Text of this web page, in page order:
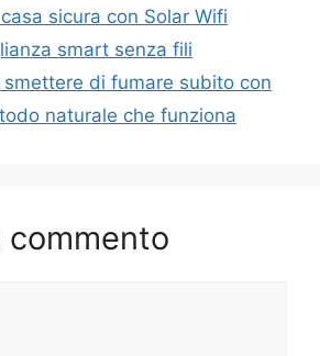
sicura con Solar Wifi
smart senza fili
smettere di fumare subito con
naturale che funziona
commento